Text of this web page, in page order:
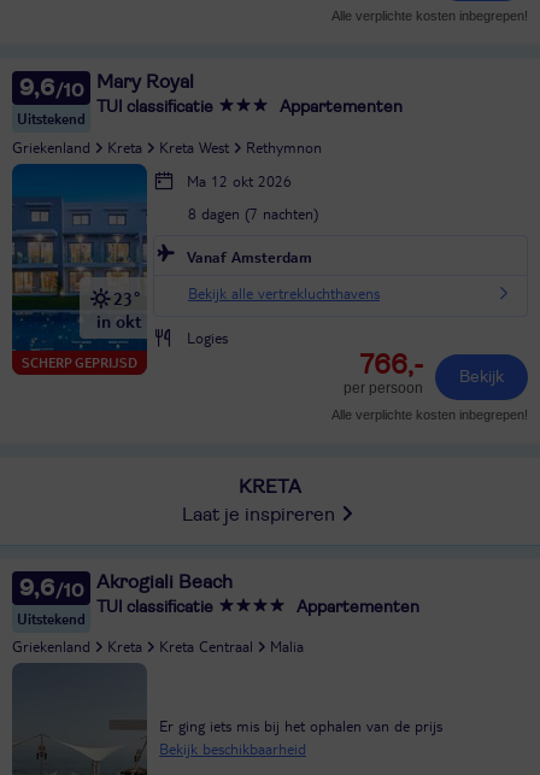
Alle verplichte kosten inbegrepen!
9,6
Uitstekend
Mary Royal
TUI classificatie Appartementen
Griekenland Kreta Kreta West Rethymnon
SCHERP GEPRIJSD
23°
in okt
Ma 12 okt 2026
8 dagen (7 nachten)
Vanaf Amsterdam
Bekijk alle vertrekluchthavens
Logies
766,-
per persoon
Bekijk
Alle verplichte kosten inbegrepen!
KRETA
Laat je inspireren
9,6
Uitstekend
Akrogiali Beach
TUI classificatie Appartementen
Griekenland Kreta Kreta Centraal Malia
Er ging iets mis bij het ophalen van de prijs
Bekijk beschikbaarheid